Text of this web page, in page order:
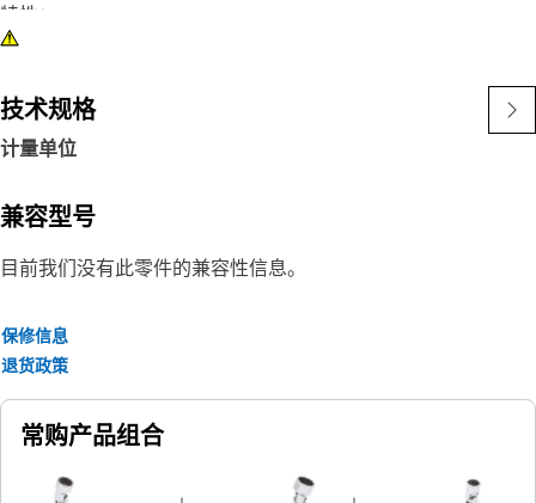
特性：
• 12 角，16 mm 套筒
• 3/8 英寸方头
• 镀铬
技术规格
计量单位
兼容型号
目前我们没有此零件的兼容性信息。
保修信息
退货政策
常购产品组合